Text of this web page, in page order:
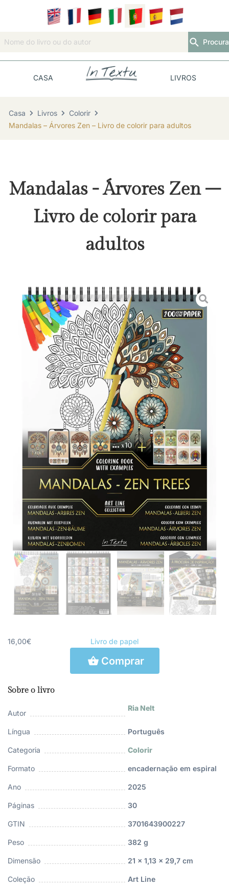
Procura
CASA LIVROS
Casa Livros
Colorir
Mandalas – Árvores Zen – Livro de colorir para adultos
Mandalas - Árvores Zen –
Livro de colorir para
adultos
Livro de papel
Comprar
16,00€
Sobre o livro
Autor
Ria Nelt
Língua Português
Categoria Colorir
Formato encadernação em espiral
Ano 2025
Páginas 30
GTIN 3701643900227
Peso 382 g
Dimensão 21 x 1,13 x 29,7 cm
Coleção Art Line